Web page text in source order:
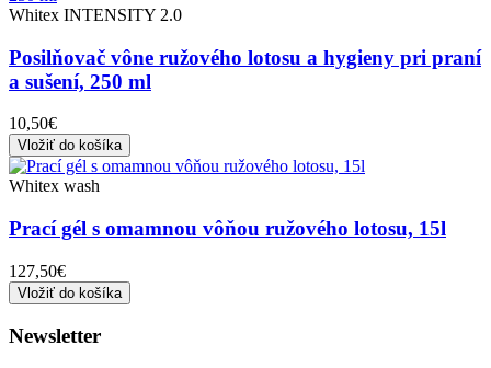
Whitex INTENSITY 2.0
Posilňovač vône ružového lotosu a hygieny pri praní
a sušení, 250 ml
10,50€
Vložiť do košíka
Whitex wash
Prací gél s omamnou vôňou ružového lotosu, 15l
127,50€
Vložiť do košíka
Newsletter